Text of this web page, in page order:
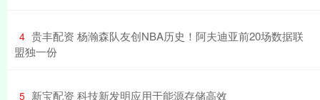
4 ​贵丰配资 杨瀚森队友创NBA历史！阿夫迪亚前20场数据联
盟独一份
5 ​新宝配资 科技新发明应用于能源存储高效